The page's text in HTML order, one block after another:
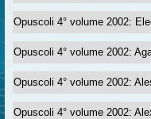
Opuscoli 4° volume 2002:
Opuscoli 4° volume 2002:
Opuscoli 4° volume 2002:
Opuscoli 4° volume 2002: